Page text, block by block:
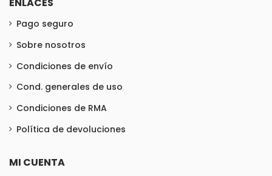
Pago seguro
Sobre nosotros
Condiciones de envío
Cond. generales de uso
Condiciones de RMA
Política de devoluciones
MI CUENTA